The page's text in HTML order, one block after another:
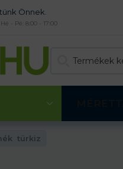
Önnek.
Hé - Pé: 8:00 - 17:00
türkiz